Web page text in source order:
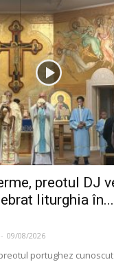
preotul DJ
liturghia în...
- 09/08/2026
portughez